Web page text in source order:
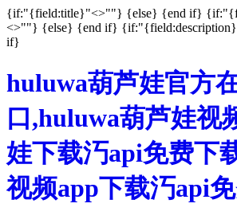
{if:"{field:title}"<>""} {else} {end if}
<>""} {else} {end if}
if}
huluwa葫芦娃官方
口,huluwa葫芦娃视
娃下载汅api免费下
视频app下载汅api